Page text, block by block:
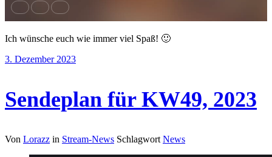
Ich wünsche euch wie immer viel Spaß! 🙂
3. Dezember 2023
Sendeplan für KW49, 2023
Von Lorazz in Stream-News Schlagwort News